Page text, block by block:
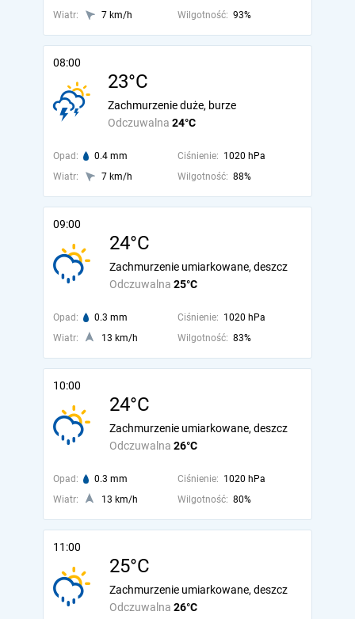
Wiatr: 7 km/h Wilgotność: 93%
08:00
23°C
Odczuwalna 24°C
Zachmurzenie duże, burze
Opad: 0.4 mm Ciśnienie: 1020 hPa
Wiatr:
7 km/h Wilgotność: 88%
09:00
24°C
Odczuwalna 25°C
Zachmurzenie umiarkowane, deszcz
Opad: 0.3 mm Ciśnienie: 1020 hPa
Wiatr:
13 km/h Wilgotność: 83%
10:00
24°C
Odczuwalna 26°C
Zachmurzenie umiarkowane, deszcz
Opad: 0.3 mm Ciśnienie: 1020 hPa
Wiatr:
13 km/h Wilgotność: 80%
11:00
25°C
Odczuwalna 26°C
Zachmurzenie umiarkowane, deszcz